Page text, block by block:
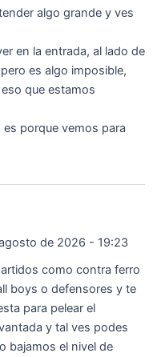
algo grande y ves
en la entrada, al lado de
es algo imposible,
que estamos
porque vemos para
de 2026 - 19:23
como contra ferro
boys o defensores y te
para pelear el
y tal ves podes
bajamos el nivel de